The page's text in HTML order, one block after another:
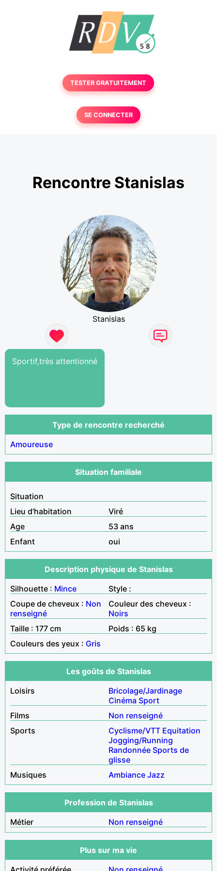
TESTER GRATUITEMENT
SE CONNECTER
Rencontre Stanislas
Stanislas
Sportif,très attentionné
Type de rencontre recherché
Amoureuse
Situation familiale
Situation
Lieu d'habitation
Viré
Age
53 ans
Enfant
oui
Description physique de Stanislas
Silhouette : Mince
Style :
Coupe de cheveux : Non
renseigné
Couleur des cheveux :
Noirs
Taille : 177 cm
Poids : 65 kg
Couleurs des yeux : Gris
Les goûts de Stanislas
Loisirs
Bricolage/Jardinage
Cinéma Sport
Films
Non renseigné
Sports
Cyclisme/VTT Equitation
Jogging/Running
Randonnée Sports de
glisse
Musiques
Ambiance Jazz
Profession de Stanislas
Métier
Non renseigné
Plus sur ma vie